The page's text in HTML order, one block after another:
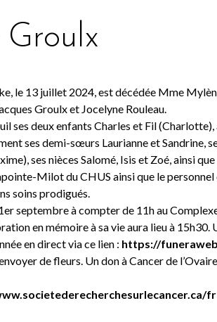
le 13 juillet 2024, est décédée Mme
Groulx et Jocelyne Rouleau.
ses deux enfants Charles et Fil
ses demi-sœurs Laurianne et Sandrine,
ses nièces Salomé, Isis et Zoé, ainsi
Milot du CHUS ainsi que le personnel
soins prodigués.
septembre à compter de 11h au
en mémoire à sa vie aura lieu à
en direct via ce lien : https://
de fleurs. Un don à Cancer de
fr